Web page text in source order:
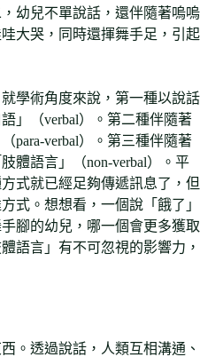
幼兒不單說話，還伴隨著嗚嗚
大哭，同時還揮舞手足，引起
學術角度來說，第一種以說話
」（verbal）。第二種伴隨著
para-verbal）。第三種伴隨著
體語言」（non-verbal）。平
式就已經足夠傳遞訊息了，但
式。想想看，一個說「餓了」
腳的幼兒，哪一個會更多獲取
語言」有不可忽視的影響力，
。透過說話，人類互相溝通、